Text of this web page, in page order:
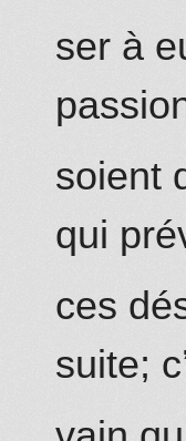
ser à
soient
qui
ces
suite;